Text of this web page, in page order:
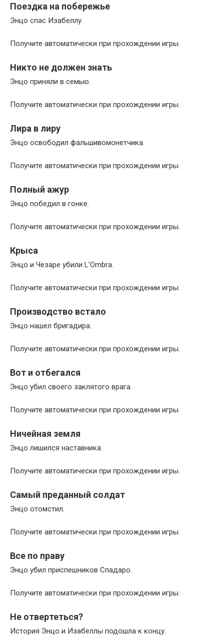
Поездка на побережье
Энцо спас Изабеллу.
Получите автоматически при прохождении игры.
Никто не должен знать
Энцо приняли в семью.
Получите автоматически при прохождении игры.
Лира в лиру
Энцо освободил фальшивомонетчика.
Получите автоматически при прохождении игры.
Полный ажур
Энцо победил в гонке.
Получите автоматически при прохождении игры.
Крыса
Энцо и Чезаре убили L’Ombra.
Получите автоматически при прохождении игры.
Производство встало
Энцо нашел бригадира.
Получите автоматически при прохождении игры.
Вот и отбегался
Энцо убил своего заклятого врага.
Получите автоматически при прохождении игры.
Ничейная земля
Энцо лишился наставника.
Получите автоматически при прохождении игры.
Самый преданный солдат
Энцо отомстил.
Получите автоматически при прохождении игры.
Все по праву
Энцо убил приспешников Спадаро.
Получите автоматически при прохождении игры.
Не отвертеться?
История Энцо и Изабеллы подошла к концу.